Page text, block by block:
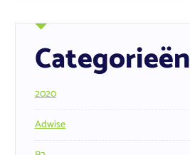
Categorieën
2020
Adwise